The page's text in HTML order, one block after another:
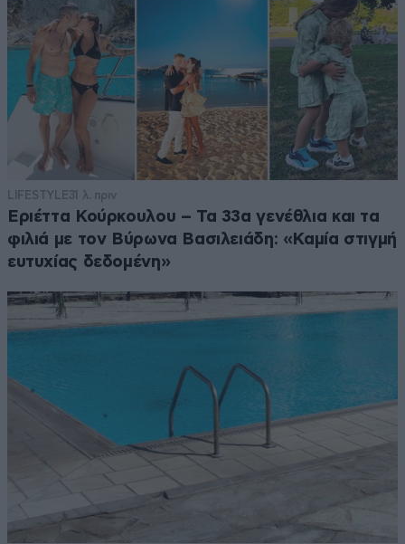
LIFESTYLE31 λ. πριν
Εριέττα Κούρκουλου – Τα 33α γενέθλια και τα
φιλιά με τον Βύρωνα Βασιλειάδη: «Καμία στιγμή
ευτυχίας δεδομένη»